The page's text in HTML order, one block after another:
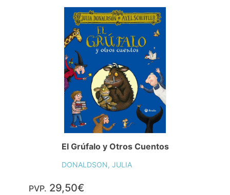
El Grúfalo y Otros Cuentos
DONALDSON, JULIA
PVP. 29,50€